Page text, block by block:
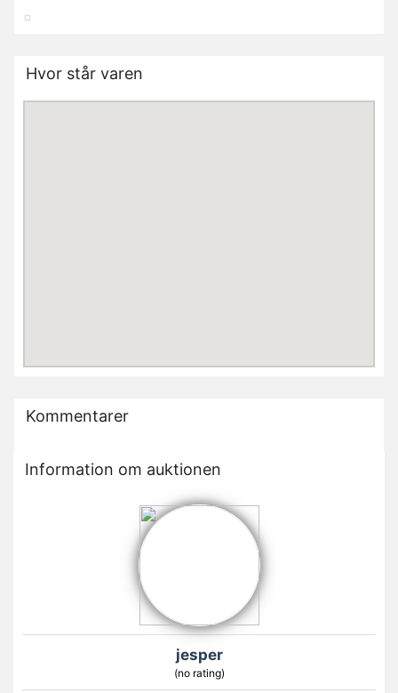
Hvor står varen
Kommentarer
Information om auktionen
jesper
(no rating)